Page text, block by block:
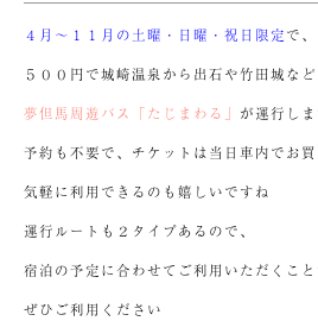
４月～１１月の土曜・日曜・祝日限定で、
５００円で城崎温泉から出石や竹田城な
夢但馬周遊バス「たじまわる」 が運行し
予約も不要で、チケットは当日車内でお
気軽に利用できるのも嬉しいですね
運行ルートも２タイプあるので、
宿泊の予定に合わせてご利用いただくこ
ぜひご利用ください